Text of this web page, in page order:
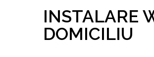
INSTALARE
DOMICILIU